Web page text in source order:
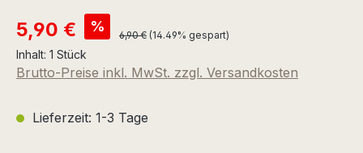
Verkaufspreis:
5,90 € % Regulärer Preis:
6,90 € (14.49% gespart)
Inhalt: 1 Stück
Brutto-Preise inkl. MwSt. zzgl. Versandkosten
Lieferzeit: 1-3 Tage